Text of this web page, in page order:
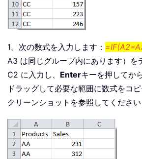
1。次の数式を入力します：
A3 は同じグループ内にあります）を
C2 に入力し、 Enterキーを押してから
ドラッグして必要な範囲に数式をコ
クリーンショットを参照してください